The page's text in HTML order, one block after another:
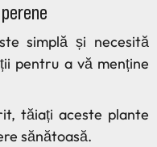
simplă și necesită
pentru a vă menține
tăiați aceste plante
sănătoasă.